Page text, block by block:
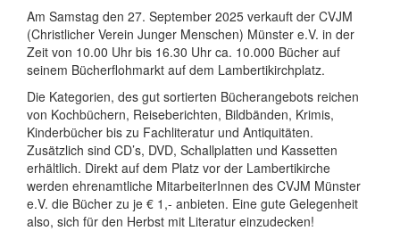
Am Samstag den 27. September 2025 verkauft der CVJM
(Christlicher Verein Junger Menschen) Münster e.V. in der
Zeit von 10.00 Uhr bis 16.30 Uhr ca. 10.000 Bücher auf
seinem Bücherflohmarkt auf dem Lambertikirchplatz.
Die Kategorien, des gut sortierten Bücherangebots reichen
von Kochbüchern, Reiseberichten, Bildbänden, Krimis,
Kinderbücher bis zu Fachliteratur und Antiquitäten.
Zusätzlich sind CD’s, DVD, Schallplatten und Kassetten
erhältlich. Direkt auf dem Platz vor der Lambertikirche
werden ehrenamtliche MitarbeiterInnen des CVJM Münster
e.V. die Bücher zu je € 1,- anbieten. Eine gute Gelegenheit
also, sich für den Herbst mit Literatur einzudecken!